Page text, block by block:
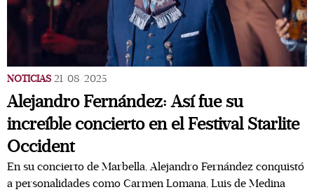
NOTICIAS 21/08/2025
Alejandro Fernández: Así fue su
increíble concierto en el Festival Starlite
Occident
En su concierto de Marbella, Alejandro Fernández conquistó
a personalidades como Carmen Lomana, Luis de Medina